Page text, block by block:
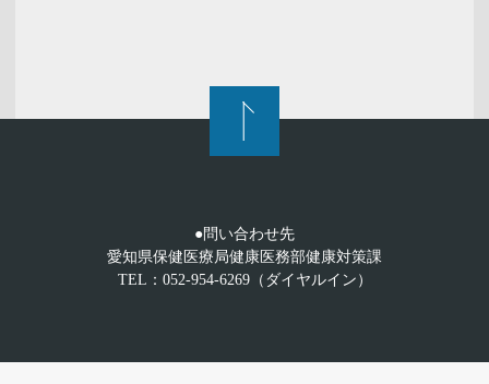
●問い合わせ先
愛知県保健医療局健康医務部健康対策課
TEL：052-954-6269（ダイヤルイン）